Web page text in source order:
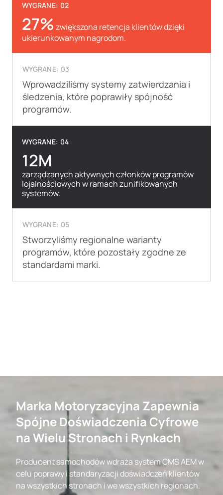
WYGRANE: 02
27% zwiększona retencja klientów dzięki
ukierunkowanym nagrodom.
WYGRANE: 03
Wprowadziliśmy systemy zatwierdzania i
śledzenia, które poprawiły spójność
programów.
WYGRANE: 04
12M
zarządzanych aktywnych członków programów
lojalnościowych w ramach zunifikowanych
systemów.
WYGRANE: 05
Stworzyliśmy regionalne warianty
programów, które pozostały zgodne ze
standardami marki.
Marka Motoryzacyjna Zapewnia
Spójne Doświadczenia Cyfrowe
na Wielu Stronach i Rynkach
Producent samochodów wdraża system CMS AEM w
celu poprawy i standaryzacji doświadczeń klientów
na wszystkich stronach i we wszystkich regionach.